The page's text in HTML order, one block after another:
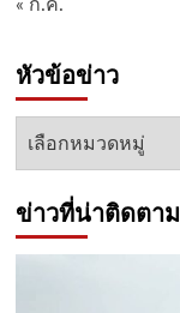
« ก.ค.
หัวข้อข่าว
หัวข้อ
ข่าวที่น่าติดตาม